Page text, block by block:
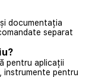
documentația
separat
pentru aplicații
instrumente pentru